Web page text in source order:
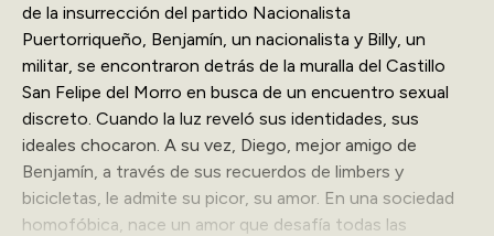
de la insurrección del partido Nacionalista
Puertorriqueño, Benjamín, un nacionalista y Billy, un
militar, se encontraron detrás de la muralla del Castillo
San Felipe del Morro en busca de un encuentro sexual
discreto. Cuando la luz reveló sus identidades, sus
ideales chocaron. A su vez, Diego, mejor amigo de
Benjamín, a través de sus recuerdos de limbers y
bicicletas, le admite su picor, su amor. En una sociedad
homofóbica, nace un amor que desafía todas las